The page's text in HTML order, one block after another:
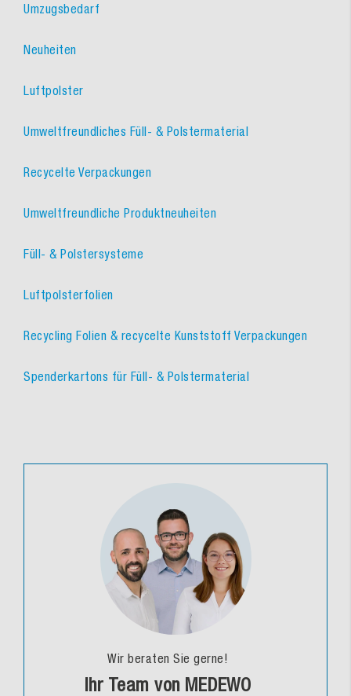
Umzugsbedarf
Neuheiten
Luftpolster
Umweltfreundliches Füll- & Polstermaterial
Recycelte Verpackungen
Umweltfreundliche Produktneuheiten
Füll- & Polstersysteme
Luftpolsterfolien
Recycling Folien & recycelte Kunststoff Verpackungen
Spenderkartons für Füll- & Polstermaterial
Wir beraten Sie gerne!
Ihr Team von MEDEWO